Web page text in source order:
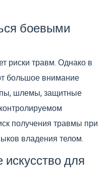
боевыми
риски травм. Однако в
большое внимание
шлемы, защитные
получения травмы при
владения телом.
для